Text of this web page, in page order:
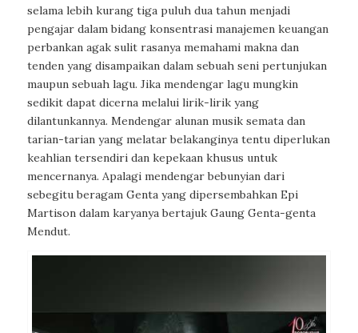
selama lebih kurang tiga puluh dua tahun menjadi
pengajar dalam bidang konsentrasi manajemen keuangan
perbankan agak sulit rasanya memahami makna dan
tenden yang disampaikan dalam sebuah seni pertunjukan
maupun sebuah lagu. Jika mendengar lagu mungkin
sedikit dapat dicerna melalui lirik-lirik yang
dilantunkannya. Mendengar alunan musik semata dan
tarian-tarian yang melatar belakanginya tentu diperlukan
keahlian tersendiri dan kepekaan khusus untuk
mencernanya. Apalagi mendengar bebunyian dari
sebegitu beragam Genta yang dipersembahkan Epi
Martison dalam karyanya bertajuk Gaung Genta-genta
Mendut.